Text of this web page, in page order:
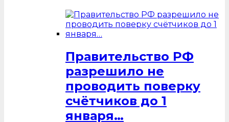
Правительство РФ
разрешило не
проводить поверку
счётчиков до 1
января…